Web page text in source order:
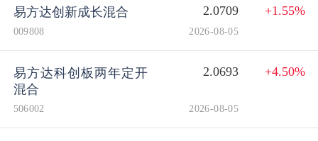
易方达创新成长混合 2.0709 +1.55%
009808 2026-08-05
易方达科创板两年定开
混合
2.0693 +4.50%
506002 2026-08-05